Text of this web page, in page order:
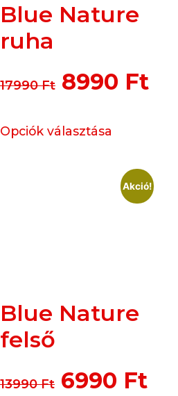
Blue Nature
ruha
17990Ft 8990 Ft
Opciók választása
Akció!
Blue Nature
felső
13990Ft 6990 Ft